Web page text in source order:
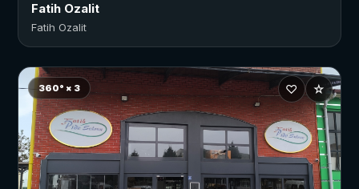
Fatih Ozalit
Fatih Ozalit
360° × 3 ♡ ☆